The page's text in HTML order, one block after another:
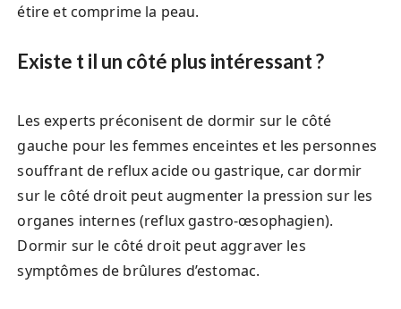
étire et comprime la peau.
Existe t il un côté plus intéressant ?
Les experts préconisent de dormir sur le côté
gauche pour les femmes enceintes et les personnes
souffrant de reflux acide ou gastrique, car dormir
sur le côté droit peut augmenter la pression sur les
organes internes (reflux gastro-œsophagien).
Dormir sur le côté droit peut aggraver les
symptômes de brûlures d’estomac.